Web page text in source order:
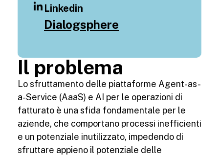
Linkedin
Dialogsphere
Il problema
Lo sfruttamento delle piattaforme Agent-as-
a-Service (AaaS) e AI per le operazioni di
fatturato è una sfida fondamentale per le
aziende, che comportano processi inefficienti
e un potenziale inutilizzato, impedendo di
sfruttare appieno il potenziale delle